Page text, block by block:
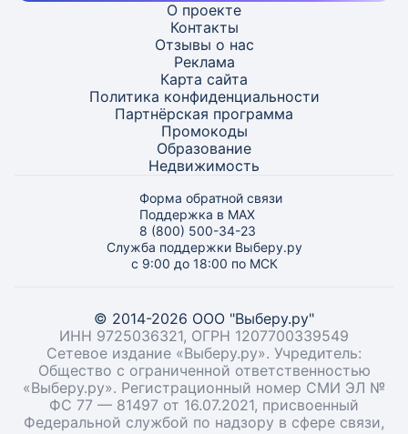
О проекте
Контакты
Отзывы о нас
Реклама
Карта сайта
Политика конфиденциальности
Партнёрская программа
Промокоды
Образование
Недвижимость
Форма обратной связи
Поддержка в MAX
8 (800) 500-34-23
Служба поддержки Выберу.ру
с 9:00 до 18:00 по МСК
© 2014-2026 ООО "Выберу.ру"
ИНН 9725036321, ОГРН 1207700339549
Сетевое издание «Выберу.ру». Учредитель:
Общество с ограниченной ответственностью
«Выберу.ру». Регистрационный номер СМИ ЭЛ №
ФС 77 — 81497 от 16.07.2021, присвоенный
Федеральной службой по надзору в сфере связи,